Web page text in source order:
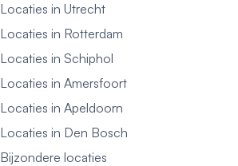
Locaties in Utrecht
Locaties in Rotterdam
Locaties in Schiphol
Locaties in Amersfoort
Locaties in Apeldoorn
Locaties in Den Bosch
Bijzondere locaties